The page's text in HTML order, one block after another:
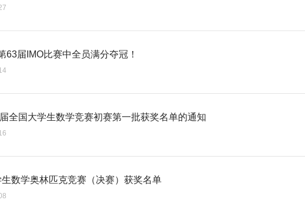
63届IMO比赛中全员满分夺冠！
全国大学生数学竞赛初赛第一批获奖名单的通知
数学奥林匹克竞赛（决赛）获奖名单